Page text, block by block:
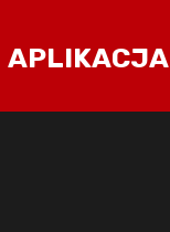
APLIKACJA